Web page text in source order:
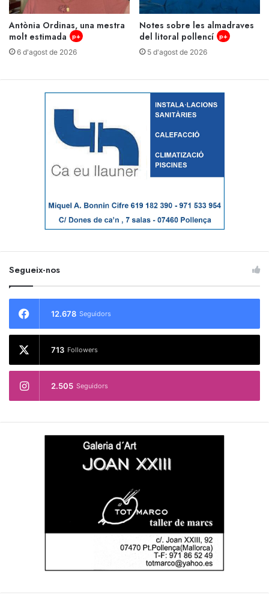
Antònia Ordinas, una mestra
molt estimada
p+
6 d'agost de 2026
Notes sobre les almadraves
del litoral pollencí p+
5 d'agost de 2026
Segueix-nos
12.678 Seguidors
713 Followers
2.505 Seguidors